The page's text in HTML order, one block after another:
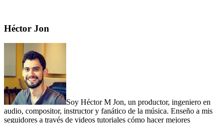
Primary
Sidebar
Héctor Jon
Soy Héctor M Jon, un productor, ingeniero en
audio, compositor, instructor y fanático de la música. Enseño a mis
seguidores a través de videos tutoriales cómo hacer mejores